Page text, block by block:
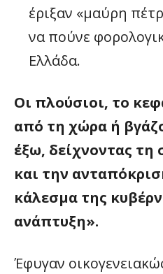
έριξαν «μαύρη
να πούνε
Ελλάδα.
Οι πλούσιοι, το
από τη χώρα ή
έξω, δείχνοντας τη
και την
κάλεσμα της
ανάπτυξη».
Έφυγαν